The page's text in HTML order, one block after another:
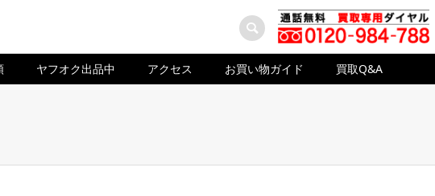
ヤフオク出品中 アクセス お買い物ガイド 買取Q&A